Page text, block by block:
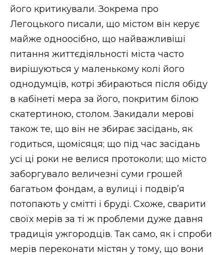
його критикували. Зокрема про
Легоцького писали, що містом він керує
майже одноосібно, що найважливіші
питання життєдіяльності міста часто
вирішуються у маленькому колі його
однодумців, котрі збираються після обіду
в кабінеті мера за його, покритим білою
скатертиною, столом. Закидали мерові
також те, що він не збирає засідань, як
годиться, щомісяця; що під час засідань
усі ці роки не велися протоколи; що місто
заборгувало величезні суми грошей
багатьом фондам, а вулиці і подвір’я
потопають у смітті і бруді. Схоже, сварити
своїх мерів за ті ж проблеми дуже давня
традиція ужгородців. Так само, як і спроби
мерів переконати містян у тому, що вони